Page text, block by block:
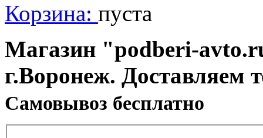
Корзина: пуста
Магазин "podberi-
г.Воронеж. Доставляем
Cамовывоз бесплатно